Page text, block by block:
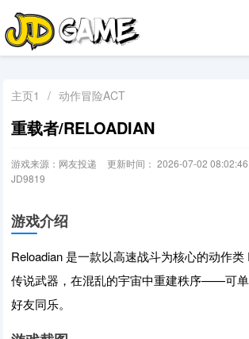
主页1 / 动作冒险ACT
重载者/RELOADIAN
游戏来源：网友投递 更新时间： 2026-07-02 08:02:46
JD9819
游戏介绍
Reloadian 是一款以高速战斗为核心的动作类
传说武器，在混乱的宇宙中重建秩序——可
好友同乐。